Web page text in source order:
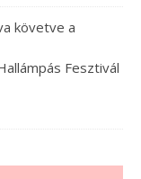
követve a
Fesztivál